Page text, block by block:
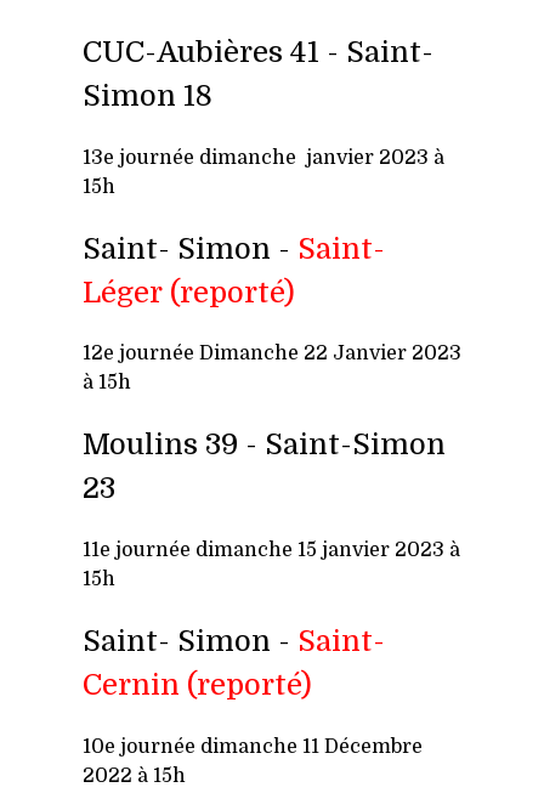
CUC-Aubières 41 - Saint-
Simon 18
13e journée dimanche janvier 2023 à
15h
Saint- Simon - Saint-
Léger (reporté)
12e journée Dimanche 22 Janvier 2023
à 15h
Moulins 39 - Saint-Simon
23
11e journée dimanche 15 janvier 2023 à
15h
Saint- Simon - Saint-
Cernin (reporté)
10e journée dimanche 11 Décembre
2022 à 15h